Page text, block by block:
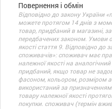
Повернення і обмін
Відповідно до закону України
можете протягом 14 днів з
товар, придбаний в магазині,
передбачених законом. Умови
якості стаття 9. Відповідно до
споживачів»: споживач має
належної якості на
придбаний, якщо товар не
фасоном, кольором, розміром
використаний за
товару належної якості
покупки. споживач (термін